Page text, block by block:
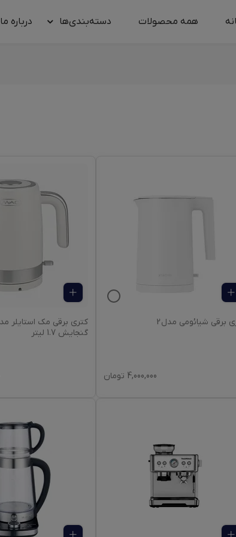
همه محصولات دسته‌بندی‌ها درباره‌ ما
برقی شیائومی مدل 2
4,000,000 تومان
گنجایش 1.7 لیتر